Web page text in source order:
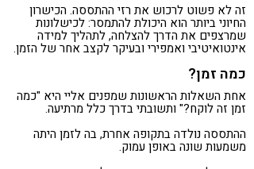
זה לא פשוט לרכוש את רזי ההתססה. הכישרון
החיוני ביותר הוא היכולת להתמסר: לכישלונות
שמרצפים את הדרך להצלחה, לתהליך למידה
אינטואיטיבי ואמפירי ובעיקר לקצב אחר של הזמן.
כמה זמן?
אחת השאלות הראשונות שמפנים אליי היא "כמה
זמן זה לוקח?" ותשובתי בדרך כלל מרתיעה.
ההתססה נולדה בתקופה אחרת, בה לזמן היתה
משמעות שונה באופן עמוק.